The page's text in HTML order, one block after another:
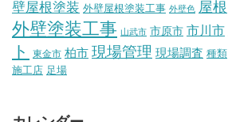
壁屋根塗装 外壁屋根塗装工事 外壁色 屋根
外壁塗装工事 山武市 市原市 市川市
ト
東金市 柏市 現場管理 現場調査 種類
施工店 足場